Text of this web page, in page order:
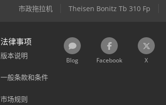
市政拖拉机 Theisen Bonitz Tb 310 Fp
法律事项
版本说明
一般条款和条件
市场规则
Blog Facebook X